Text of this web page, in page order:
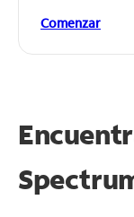
Comenzar